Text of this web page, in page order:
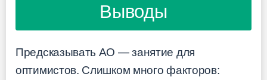
Выводы
Предсказывать AO — занятие для
оптимистов. Слишком много факторов: